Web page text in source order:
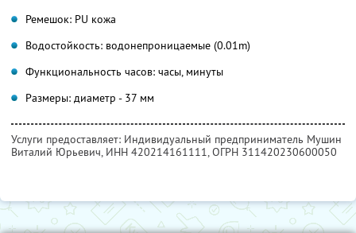
Ремешок: PU кожа
Водостойкость: водонепроницаемые (0.01m)
Функциональность часов: часы, минуты
Размеры: диаметр - 37 мм
Услуги предоставляет: Индивидуальный предприниматель Мушин
Виталий Юрьевич, ИНН 420214161111, ОГРН 311420230600050